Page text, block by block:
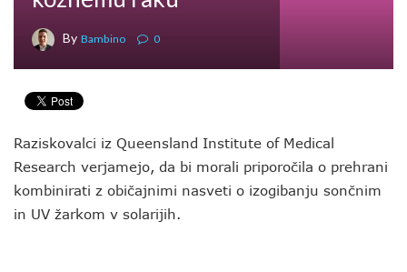
By Bambino 0
Raziskovalci iz Queensland Institute of Medical
Research verjamejo, da bi morali priporočila o prehrani
kombinirati z običajnimi nasveti o izogibanju sončnim
in UV žarkom v solarijih.